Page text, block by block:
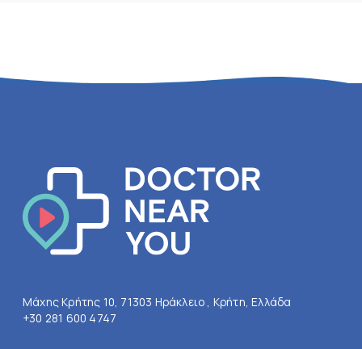
Μάχης Κρήτης 10, 71303 Ηράκλειο , Κρήτη, Ελλάδα
+30 281 600 4747